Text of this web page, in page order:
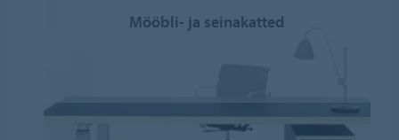
Mööbli- ja seinakatted